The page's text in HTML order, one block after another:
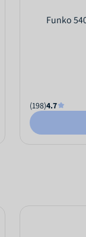
Funko
4.7
(198)